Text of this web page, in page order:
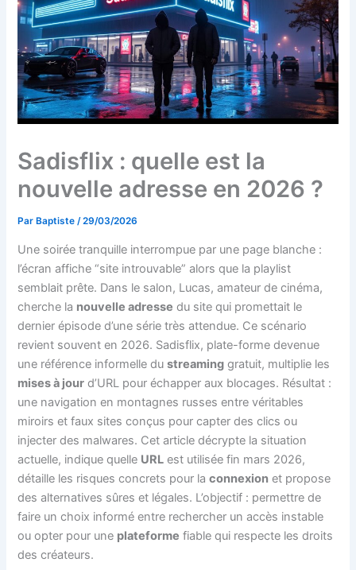
Sadisflix : quelle est la
nouvelle adresse en 2026 ?
Par Baptiste/29/03/2026
Une soirée tranquille interrompue par une page blanche :
l’écran affiche “site introuvable” alors que la playlist
semblait prête. Dans le salon, Lucas, amateur de cinéma,
cherche la nouvelle adresse du site qui promettait le
dernier épisode d’une série très attendue. Ce scénario
revient souvent en 2026. Sadisflix, plate-forme devenue
une référence informelle dustreaming gratuit, multiplie les
mises à jour d’URL pour échapper aux blocages. Résultat :
une navigation en montagnes russes entre véritables
miroirs et faux sites conçus pour capter des clics ou
injecter des malwares. Cet article décrypte la situation
actuelle, indique quelle URL est utilisée fin mars 2026,
détaille les risques concrets pour laconnexion et propose
des alternatives sûres et légales. L’objectif : permettre de
faire un choix informé entre rechercher un accès instable
ou opter pour une plateforme fiable qui respecte les droits
des créateurs.